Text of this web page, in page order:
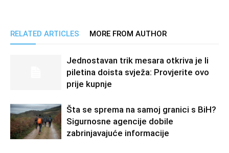
RELATED ARTICLES MORE FROM AUTHOR
Jednostavan trik mesara otkriva je li
piletina doista svježa: Provjerite ovo
prije kupnje
Šta se sprema na samoj granici s BiH?
Sigurnosne agencije dobile
zabrinjavajuće informacije